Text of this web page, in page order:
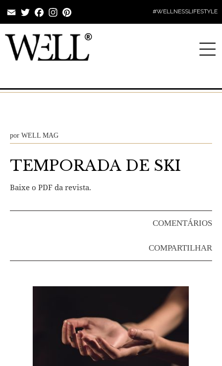
EmailTwitterFacebookInstagram #WELLNESSLIFESTYLE
por WELL MAG
TEMPORADA DE SKI
Baixe o PDF da revista.
COMENTÁRIOS
COMPARTILHAR